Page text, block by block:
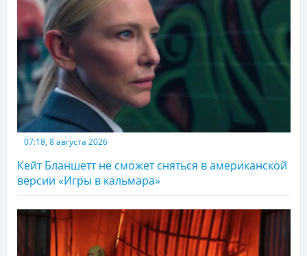
07:18, 8 августа 2026
Кейт Бланшетт не сможет сняться в американской
версии «Игры в кальмара»